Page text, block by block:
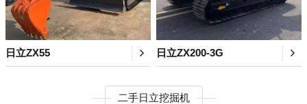
日立ZX55 日立ZX200-3G
二手日立挖掘机